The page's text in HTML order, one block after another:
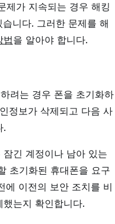
제가 지속되는 경우 해킹
니다. 그러한 문제를 해
법을 알아야 합니다.
려는 경우 폰을 초기화하
정보가 삭제되고 다음 사
.
긴 계정이나 남아 있는
초기화된 휴대폰을 요구
에 이전의 보안 조치를 비
는지 확인합니다.